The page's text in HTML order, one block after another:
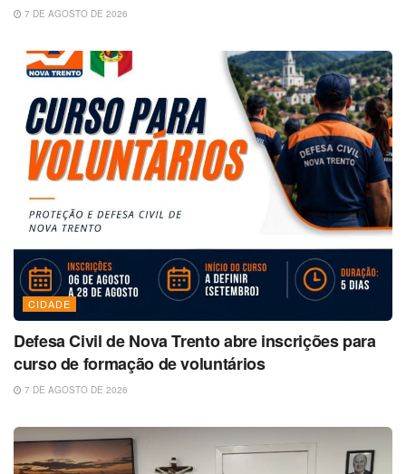
7 DE AGOSTO DE 2026
CIDADE
Defesa Civil de Nova Trento abre inscrições para
curso de formação de voluntários
7 DE AGOSTO DE 2026